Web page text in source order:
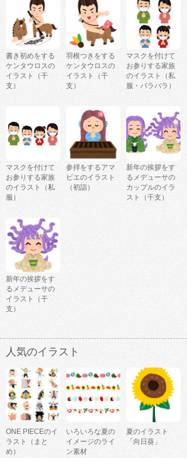
書き初めをする
ケンタウロスの
イラスト（干
支）
羽根つきをする
ケンタウロスの
イラスト（干
支）
マスクを付けて
お参りする家族
のイラスト（私
服・バラバラ）
マスクを付けて
お参りする家族
のイラスト（私
服）
参拝をするアマ
ビエのイラスト
（初詣）
新年の挨拶をす
るメデューサの
カップルのイラ
スト（干支）
新年の挨拶をす
るメデューサの
イラスト（干
支）
人気のイラスト
ONE PIECEのイ
ラスト（まと
め）
いろいろな夏の
イメージのライ
ン素材
夏のイラスト
「向日葵」